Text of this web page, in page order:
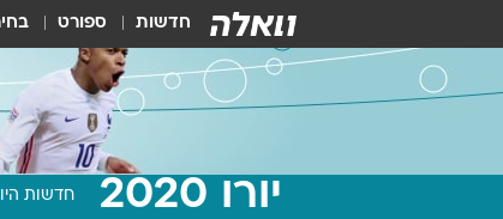
חדשות ספורט
יורו 2020 חדשות